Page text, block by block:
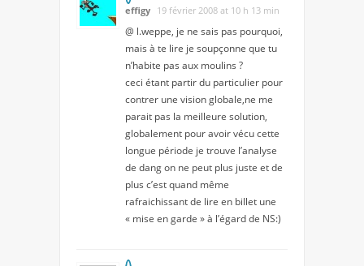
effigy 19 février 2008 at 10 h 13 min
@ l.weppe, je ne sais pas pourquoi,
mais à te lire je soupçonne que tu
n’habite pas aux moulins ?
ceci étant partir du particulier pour
contrer une vision globale,ne me
parait pas la meilleure solution,
globalement pour avoir vécu cette
longue période je trouve l’analyse
de dang on ne peut plus juste et de
plus c’est quand même
rafraichissant de lire en billet une
« mise en garde » à l’égard de NS:)